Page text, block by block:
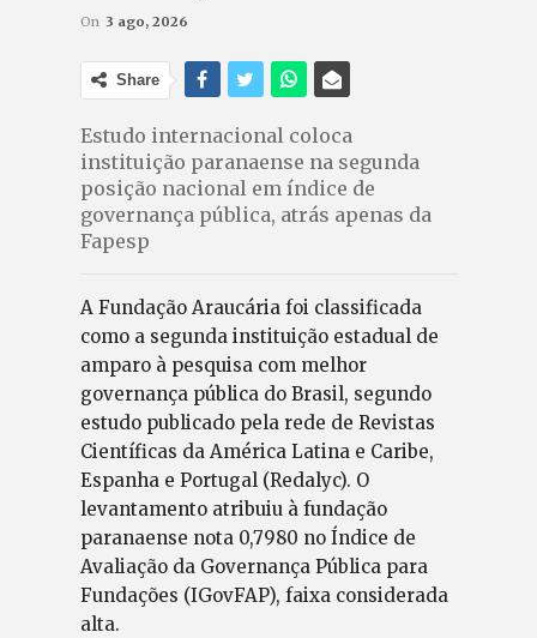
On 3 ago, 2026
Share
Estudo internacional coloca
instituição paranaense na segunda
posição nacional em índice de
governança pública, atrás apenas da
Fapesp
A Fundação Araucária foi classificada
como a segunda instituição estadual de
amparo à pesquisa com melhor
governança pública do Brasil, segundo
estudo publicado pela rede de Revistas
Científicas da América Latina e Caribe,
Espanha e Portugal (Redalyc). O
levantamento atribuiu à fundação
paranaense nota 0,7980 no Índice de
Avaliação da Governança Pública para
Fundações (IGovFAP), faixa considerada
alta.